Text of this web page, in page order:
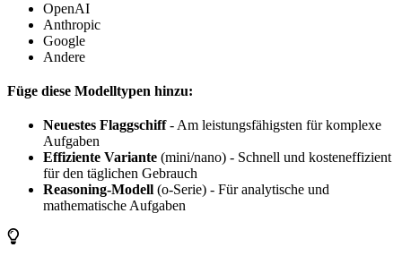
OpenAI
Anthropic
Google
Andere
Füge diese Modelltypen hinzu:
Neuestes Flaggschiff- Am leistungsfähigsten für komplexe
Aufgaben
Effiziente Variante (mini/nano) - Schnell und kosteneffizient
für den täglichen Gebrauch
Reasoning-Modell (o-Serie) - Für analytische und
mathematische Aufgaben